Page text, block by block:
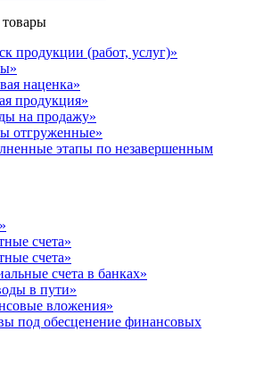
товары
продукции (работ, услуг)»
наценка»
продукция»
на продажу»
отгруженные»
этапы по незавершенным
счета»
счета»
счета в банках»
в пути»
вложения»
под обесценение финансовых